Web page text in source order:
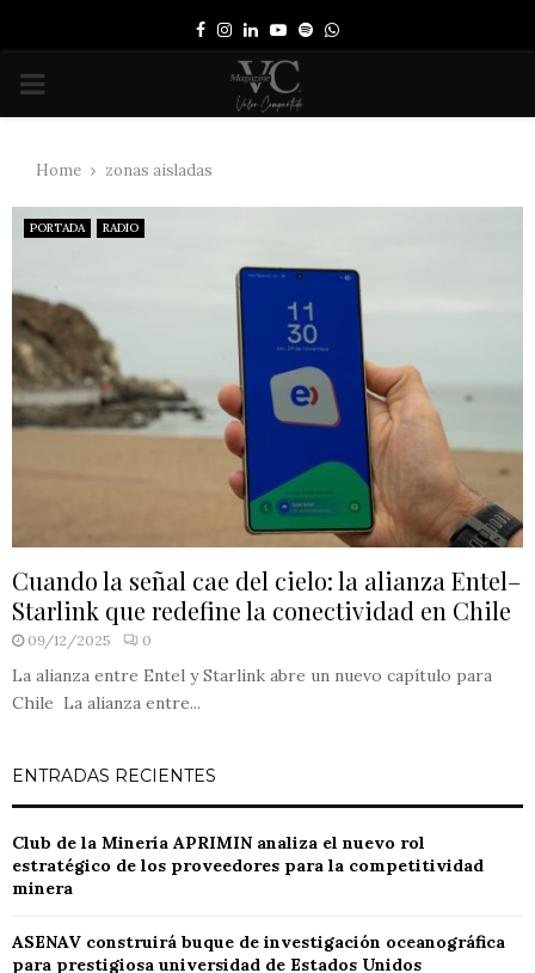
Facebook
Instagram
LinkedinYoutube
SpotifyWhatsapp
PRIMARY
Home zonas aisladas
PORTADA RADIO
Cuando la señal cae del cielo: la alianza Entel–
Starlink que redefine la conectividad en Chile
09/12/2025 0
La alianza entre Entel y Starlink abre un nuevo capítulo para
Chile La alianza entre...
ENTRADAS RECIENTES
Club de la Minería APRIMIN analiza el nuevo rol
estratégico de los proveedores para la competitividad
minera
ASENAV construirá buque de investigación oceanográfica
para prestigiosa universidad de Estados Unidos